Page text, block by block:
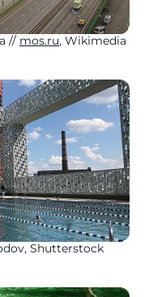
mos.ru, Wikimedia
Shutterstock